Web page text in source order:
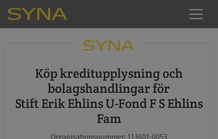
Köp kreditupplysning och
bolagshandlingar för
Stift Erik Ehlins U-Fond F S Ehlins
Fam
Organisationsnummer: 113601-0053